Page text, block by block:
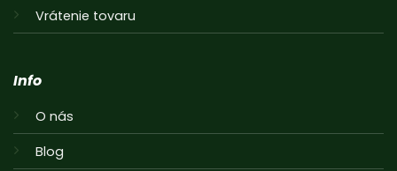
Vrátenie tovaru
Info
O nás
Blog